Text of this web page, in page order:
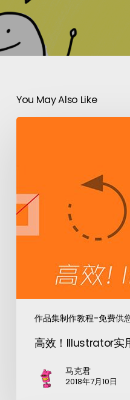
You May Also Like
作品集制作教程-免费供
高效！Illustrator实
马克君
2018年7月10日